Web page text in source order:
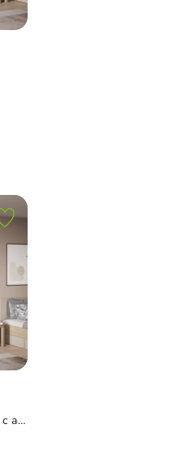
Распашной шкаф Виггинс-1.2 с антресолью